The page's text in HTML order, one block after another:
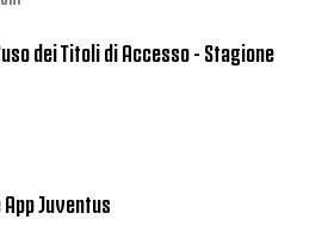
dei Titoli di Accesso - Stagione
Juventus